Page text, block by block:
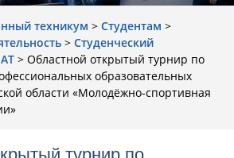
техникум > Студентам >
> Cтуденческий
> Областной открытый турнир по
образовательных
области «Молодёжно-спортивная